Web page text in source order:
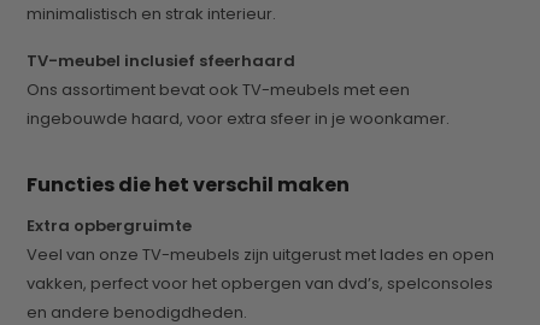
minimalistisch en strak interieur.
TV-meubel inclusief sfeerhaard
Ons assortiment bevat ook TV-meubels met een
ingebouwde haard, voor extra sfeer in je woonkamer.
Functies die het verschil maken
Extra opbergruimte
Veel van onze TV-meubels zijn uitgerust met lades en open
vakken, perfect voor het opbergen van dvd’s, spelconsoles
en andere benodigdheden.